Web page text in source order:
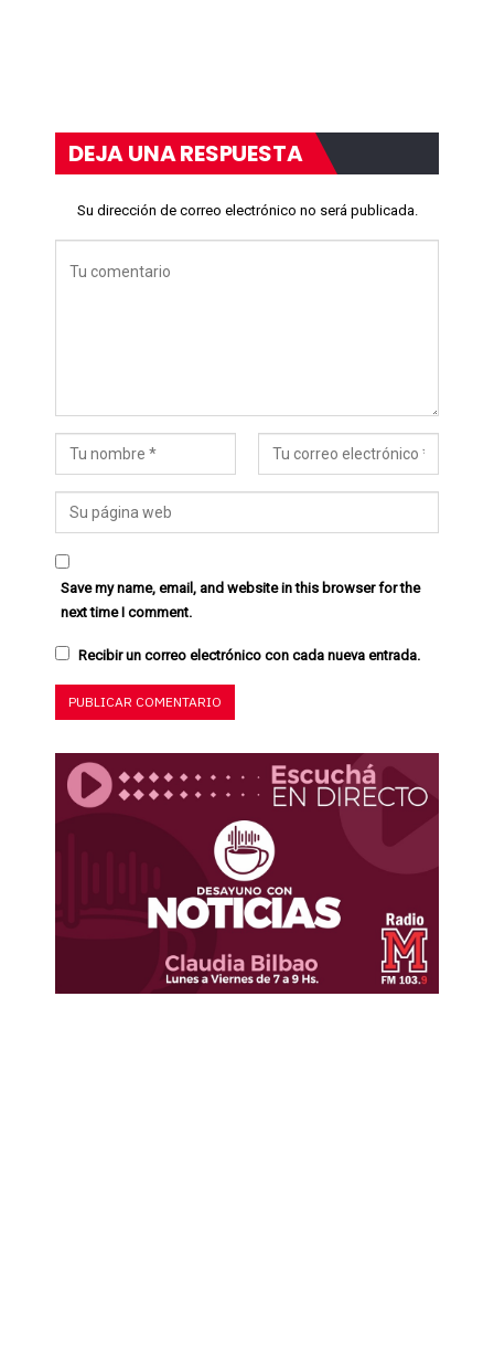
DEJA UNA RESPUESTA
Su dirección de correo electrónico no será publicada.
Save my name, email, and website in this browser for the
next time I comment.
Recibir un correo electrónico con cada nueva entrada.